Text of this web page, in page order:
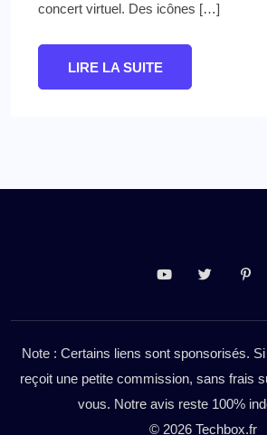
concert virtuel. Des icônes […]
LIRE LA SUITE
Note : Certains liens sont sponsorisés.
reçoit une petite commission, sans frais
vous. Notre avis reste 100%
© 2026 Techbox.fr